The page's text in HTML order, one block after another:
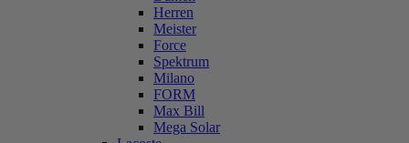
Herren
Meister
Force
Spektrum
Milano
FORM
Max Bill
Mega Solar